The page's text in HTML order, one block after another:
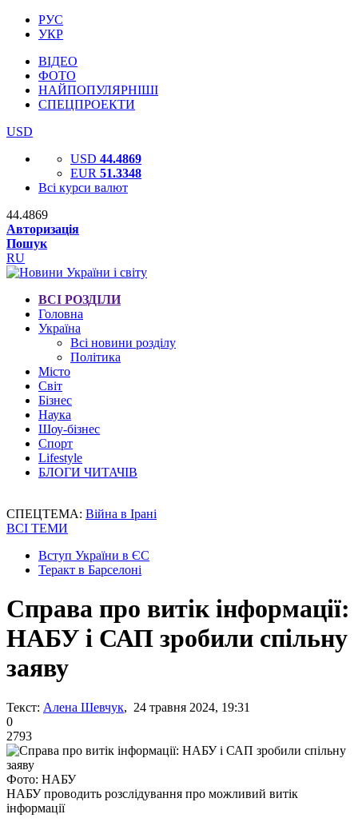
РУС
УКР
ВІДЕО
ФОТО
НАЙПОПУЛЯРНІШІ
СПЕЦПРОЕКТИ
USD
USD 44.4869
EUR 51.3348
Всі курси валют
44.4869
Авторизація
Пошук
RU
ВСІ РОЗДІЛИ
Головна
Україна
Всі новини розділу
Політика
Місто
Світ
Бізнес
Наука
Шоу-бізнес
Спорт
Lifestyle
БЛОГИ ЧИТАЧІВ
СПЕЦТЕМА: Війна в Ірані
ВСІ ТЕМИ
Вступ України в ЄС
Теракт в Барселоні
Справа про витік інформації:
НАБУ і САП зробили спільну
заяву
Текст: Алена Шевчук, 24 травня 2024, 19:31
0
2793
Фото: НАБУ
НАБУ проводить розслідування про можливий витік
інформації